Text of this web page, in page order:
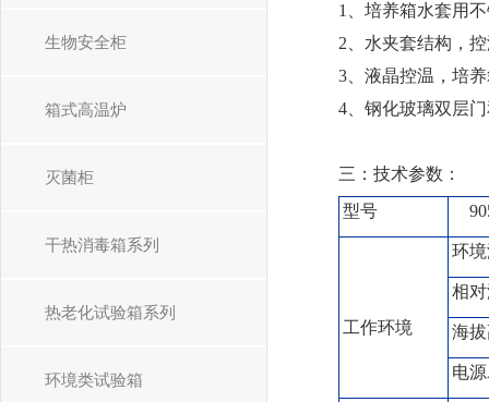
1、培养箱水套用
2、水夹套结构，
3、液晶控温，培
4、钢化玻璃双层
三：技术参数：
型号
工作环境
环
相
海拔
电
生物安全柜
箱式高温炉
灭菌柜
干热消毒箱系列
热老化试验箱系列
环境类试验箱